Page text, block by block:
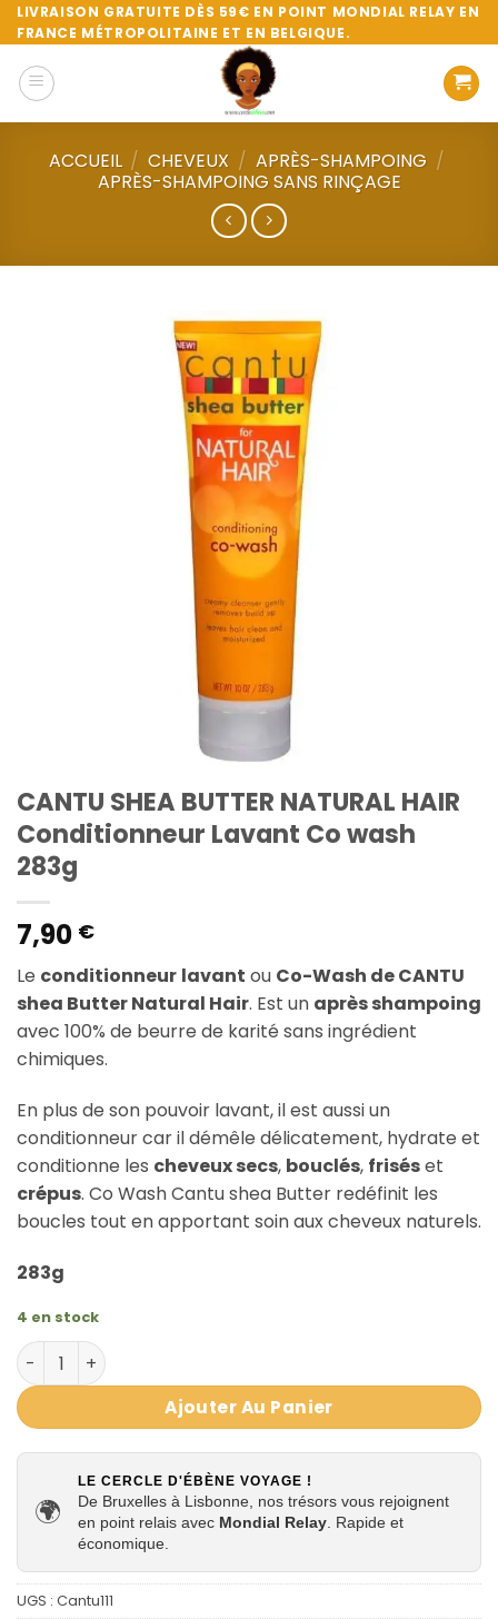
Passer
au
contenu
LIVRAISON GRATUITE DÈS 59€ EN POINT MONDIAL RELAY EN
FRANCE MÉTROPOLITAINE ET EN BELGIQUE.
ACCUEIL / CHEVEUX / APRÈS-SHAMPOING /
APRÈS-SHAMPOING SANS RINÇAGE
CANTU SHEA BUTTER NATURAL HAIR
Conditionneur Lavant Co wash
283g
7,90 €
Le conditionneur lavant ou Co-Wash de CANTU
shea Butter Natural Hair. Est un après shampoing
avec 100% de beurre de karité sans ingrédient
chimiques.
En plus de son pouvoir lavant, il est aussi un
conditionneur car il démêle délicatement, hydrate et
conditionne les cheveux secs, bouclés, friséset
crépus. Co Wash Cantu shea Butter redéfinit les
boucles tout en apportant soin aux cheveux naturels.
283g
4 en stock
quantité de CANTU SHEA BUTTER NATURAL HAIR
Ajouter Au Panier
🌍
LE CERCLE D'ÉBÈNE VOYAGE !
De Bruxelles à Lisbonne, nos trésors vous rejoignent
en point relais avec Mondial Relay . Rapide et
économique.
UGS : Cantu111